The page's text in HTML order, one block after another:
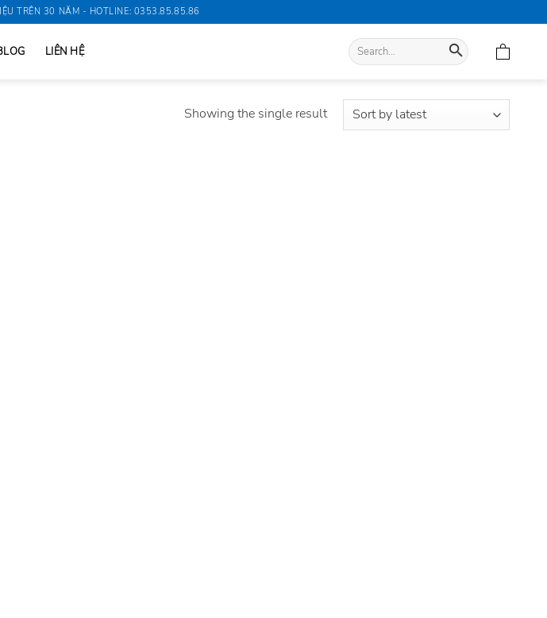
TRÊN 30 NĂM - HOTLINE: 0353.85.85.86
LIÊN HỆ
Search
for:
Showing the single result